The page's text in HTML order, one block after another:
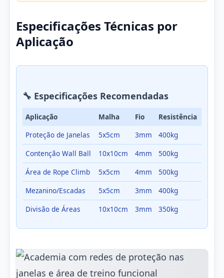
Especificações Técnicas por
Aplicação
🔧 Especificações Recomendadas
Aplicação Malha Fio
Resistência
Proteção de Janelas
5x5cm 3mm
400kg
Contenção Wall Ball
10x10cm 4mm
500kg
Área de Rope Climb
5x5cm 4mm
500kg
Mezanino/Escadas
5x5cm 3mm
400kg
Divisão de Áreas
10x10cm 3mm 350kg